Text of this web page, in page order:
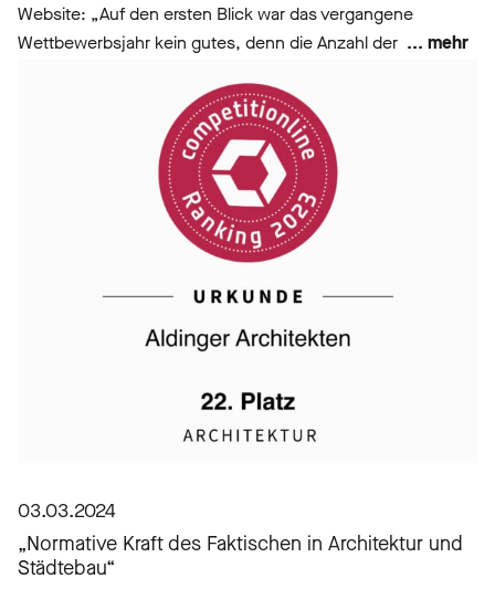
Website: „Auf den ersten Blick war das vergangene
Wettbewerbsjahr kein gutes, denn die Anzahl der ... mehr
03.03.2024
„Normative Kraft des Faktischen in Architektur und
Städtebau“